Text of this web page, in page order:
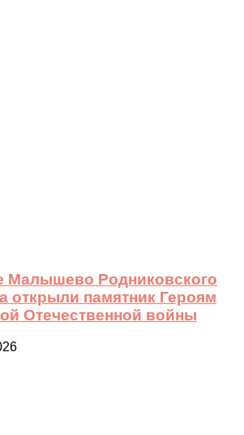
Малышево Родниковского
открыли памятник Героям
Отечественной войны